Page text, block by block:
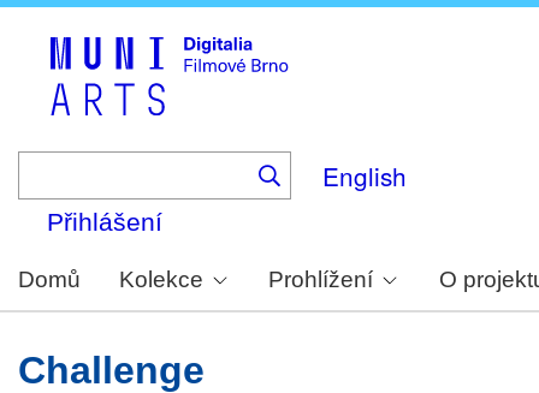
English
Přihlášení
Domů Kolekce Prohlížení O
Challenge